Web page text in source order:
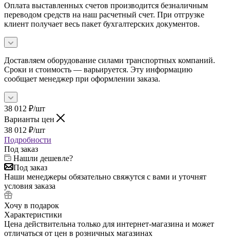
Оплата выставленных счетов производится безналичным
переводом средств на наш расчетный счет. При отгрузке
клиент получает весь пакет бухгалтерских документов.
Доставляем оборудование силами транспортных компаний.
Сроки и стоимость — варьируется. Эту информацию
сообщает менеджер при оформлении заказа.
38 012 ₽/шт
Варианты цен
38 012 ₽/шт
Подробности
Под заказ
Нашли дешевле?
Под заказ
Наши менеджеры обязательно свяжутся с вами и уточнят
условия заказа
Хочу в подарок
Характеристики
Цена действительна только для интернет-магазина и может
отличаться от цен в розничных магазинах